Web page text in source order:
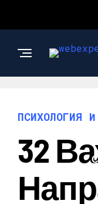
ПСИХОЛОГИЯ
32